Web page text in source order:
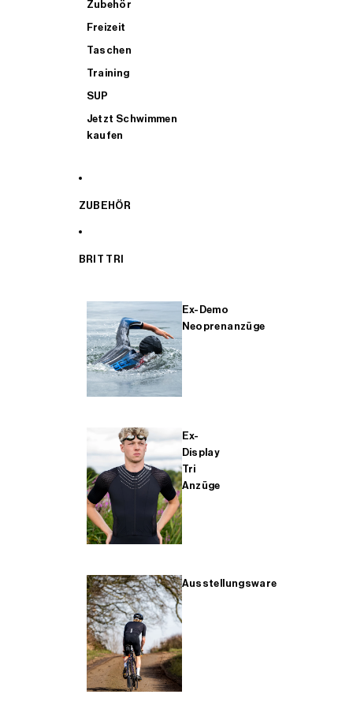
Zubehör
Freizeit
Taschen
Training
SUP
Jetzt Schwimmen
kaufen
ZUBEHÖR
BRIT TRI
Ex-Demo
Neoprenanzüge
Ex-
Display
Tri
Anzüge
Ausstellungsware